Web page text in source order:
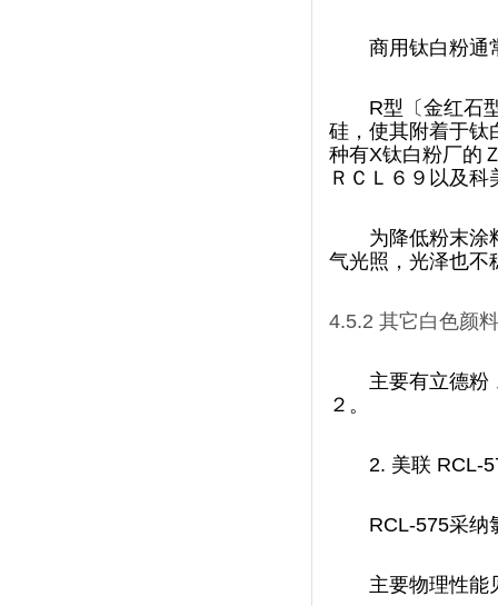
商用钛白粉通
R型〔金红石
硅，使其附着于钛
种有X钛白粉厂的Ｚ
ＲＣＬ６９以及科
为降低粉末涂
气光照，光泽也不稳
4.5.2 其它白色颜料
主要有立德粉
２。
2. 美联 RCL-
RCL-575采纳
主要物理性能见